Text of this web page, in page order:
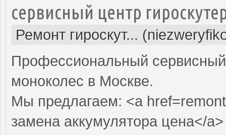
сервисный центр
Ремонт гироскут...
Профессиональный сервисный
моноколес в Москве.
Мы предлагаем: <a
замена аккумулятора цена</a>